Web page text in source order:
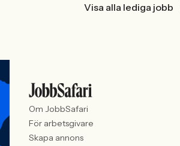
Visa alla lediga jobb
Om JobbSafari
För arbetsgivare
Skapa annons